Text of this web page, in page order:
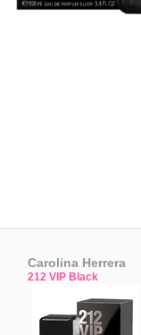
Carolina Herrera
212 VIP Black